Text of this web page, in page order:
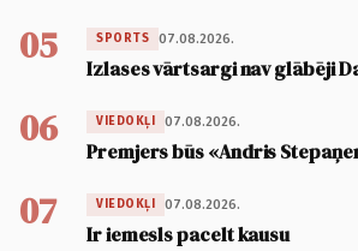
05 SPORTS 07.08.2026.
Izlases vārtsargi nav glābēji
06 VIEDOKĻI 07.08.2026.
Premjers būs «Andris
07 VIEDOKĻI 07.08.2026.
Ir iemesls pacelt kausu